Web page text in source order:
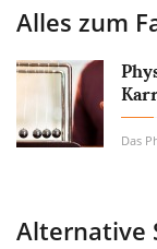
Alles zum
Alternative